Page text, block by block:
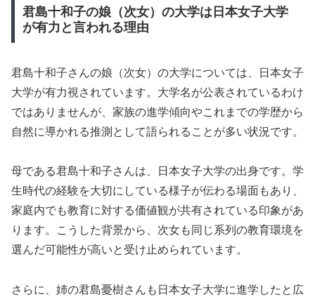
君島十和子の娘（次女）の大学は日本女子大学
が有力と言われる理由
君島十和子さんの娘（次女）の大学については、日本女子
大学が有力視されています。大学名が公表されているわけ
ではありませんが、家族の進学傾向やこれまでの学歴から
自然に導かれる推測として語られることが多い状況です。
母である君島十和子さんは、日本女子大学の出身です。学
生時代の経験を大切にしている様子が伝わる場面もあり、
家庭内でも教育に対する価値観が共有されている印象があ
ります。こうした背景から、次女も同じ系列の教育環境を
選んだ可能性が高いと受け止められています。
さらに、姉の君島憂樹さんも日本女子大学に進学したと広